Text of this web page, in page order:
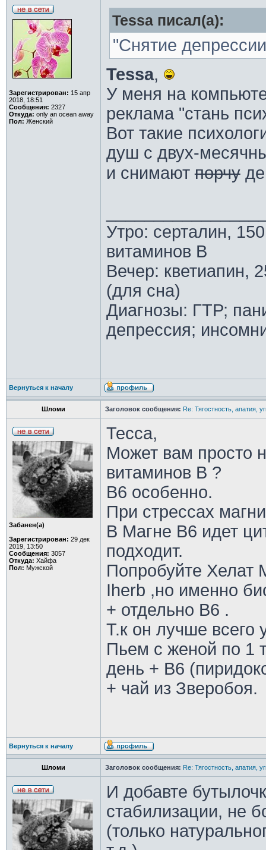
Зарегистрирован: 15 апр
2018, 18:51
Сообщения: 2327
Откуда: only an ocean away
Пол: Женский
Tessa писал(а):
"Снятие
Tessa,
У меня на
реклама "стань
Вот такие
душ с двух-
и снимаютпорчу
Утро: серталин,
витаминов В
Вечер: кветиапин,
(для сна)
Диагнозы: ГТР;
депрессия;
Вернуться к началу
Шломи Заголовок сообщения: Re: Тягостность, апатия,
Забанен(а)
Зарегистрирован: 29 дек
2019, 13:50
Сообщения: 3057
Откуда: Хайфа
Пол: Мужской
Тесса,
Может вам просто
витаминов В ?
В6 особенно.
При стрессах
В Магне В6 идет
подходит.
Попробуйте Хелат
Iherb ,но именно
+ отдельно В6 .
Т.к он лучше всего
Пьем с женой по 1
день + В6
+ чай из Зверобоя.
Вернуться к началу
Шломи Заголовок сообщения: Re: Тягостность, апатия,
И добавте
стабилизации, не
(только